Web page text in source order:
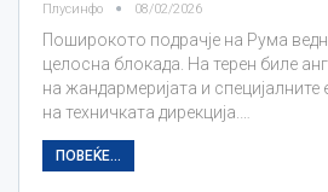
Плусинфо 08/02/2026
Поширокото подрачје на Рума
целосна блокада. На терен биле
на жандармеријата и
на техничката дирекција.…
ПОВЕЌЕ...